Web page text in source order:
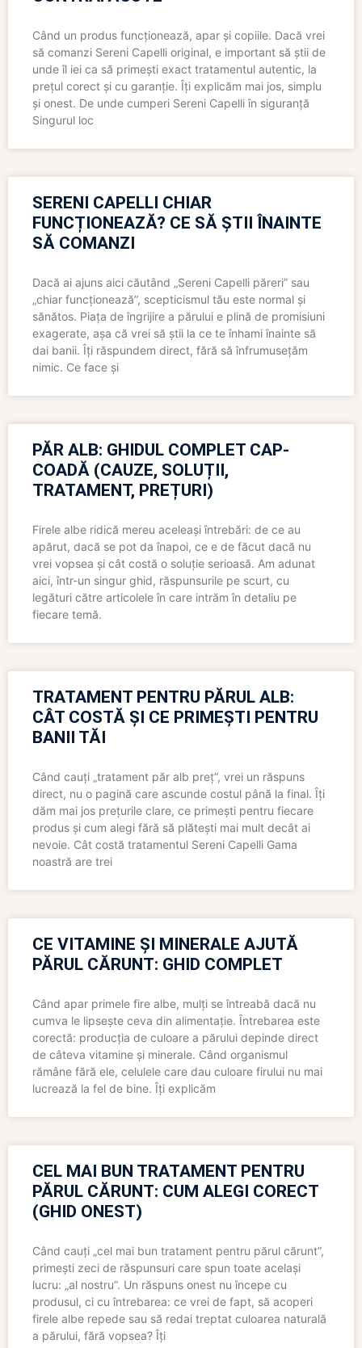
Când un produs funcționează, apar și copiile. Dacă vrei
să comanzi Sereni Capelli original, e important să știi de
unde îl iei ca să primești exact tratamentul autentic, la
prețul corect și cu garanție. Îți explicăm mai jos, simplu
și onest. De unde cumperi Sereni Capelli în siguranță
Singurul loc
SERENI CAPELLI CHIAR
FUNCȚIONEAZĂ? CE SĂ ȘTII ÎNAINTE
SĂ COMANZI
Dacă ai ajuns aici căutând „Sereni Capelli păreri” sau
„chiar funcționează”, scepticismul tău este normal și
sănătos. Piața de îngrijire a părului e plină de promisiuni
exagerate, așa că vrei să știi la ce te înhami înainte să
dai banii. Îți răspundem direct, fără să înfrumusețăm
nimic. Ce face și
PĂR ALB: GHIDUL COMPLET CAP-
COADĂ (CAUZE, SOLUȚII,
TRATAMENT, PREȚURI)
Firele albe ridică mereu aceleași întrebări: de ce au
apărut, dacă se pot da înapoi, ce e de făcut dacă nu
vrei vopsea și cât costă o soluție serioasă. Am adunat
aici, într-un singur ghid, răspunsurile pe scurt, cu
legături către articolele în care intrăm în detaliu pe
fiecare temă.
TRATAMENT PENTRU PĂRUL ALB:
CÂT COSTĂ ȘI CE PRIMEȘTI PENTRU
BANII TĂI
Când cauți „tratament păr alb preț”, vrei un răspuns
direct, nu o pagină care ascunde costul până la final. Îți
dăm mai jos prețurile clare, ce primești pentru fiecare
produs și cum alegi fără să plătești mai mult decât ai
nevoie. Cât costă tratamentul Sereni Capelli Gama
noastră are trei
CE VITAMINE ȘI MINERALE AJUTĂ
PĂRUL CĂRUNT: GHID COMPLET
Când apar primele fire albe, mulți se întreabă dacă nu
cumva le lipsește ceva din alimentație. Întrebarea este
corectă: producția de culoare a părului depinde direct
de câteva vitamine și minerale. Când organismul
rămâne fără ele, celulele care dau culoare firului nu mai
lucrează la fel de bine. Îți explicăm
CEL MAI BUN TRATAMENT PENTRU
PĂRUL CĂRUNT: CUM ALEGI CORECT
(GHID ONEST)
Când cauți „cel mai bun tratament pentru părul cărunt”,
primești zeci de răspunsuri care spun toate același
lucru: „al nostru”. Un răspuns onest nu începe cu
produsul, ci cu întrebarea: ce vrei de fapt, să acoperi
firele albe repede sau să redai treptat culoarea naturală
a părului, fără vopsea? Îți